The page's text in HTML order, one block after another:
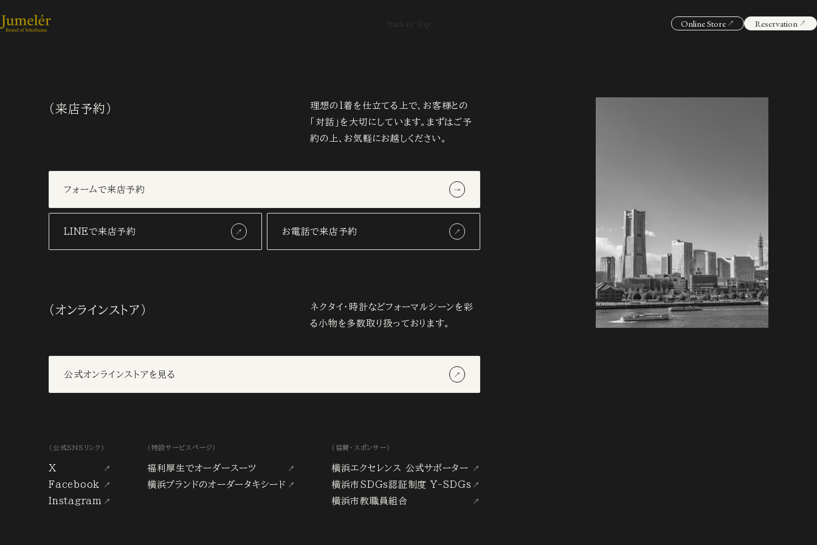
Back to Top Online Store Reservation
（来店予約）
理想の1着を仕立てる上で、お客様との
「対話」を大切にしています。まずはご予
約の上、お気軽にお越しください。
フォームで来店予約
LINEで来店予約 お電話で来店予約
（オンラインストア）
ネクタイ・時計などフォーマルシーンを彩
る小物を多数取り扱っております。
公式オンラインストアを見る
（公式SNSリンク）
X
Facebook
Instagram
（特設サービスページ）
福利厚生でオーダースーツ
横浜ブランドのオーダータキシード
（協賛・スポンサー）
横浜エクセレンス 公式サポーター
横浜市SDGs認証制度 Y-SDGs
横浜市教職員組合